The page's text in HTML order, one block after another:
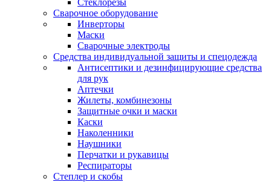
Стеклорезы
Сварочное оборудование
Инверторы
Маски
Сварочные электроды
Средства индивидуальной защиты и спецодежда
Антисептики и дезинфицирующие средства
для рук
Аптечки
Жилеты, комбинезоны
Защитные очки и маски
Каски
Наколенники
Наушники
Перчатки и рукавицы
Респираторы
Степлер и скобы